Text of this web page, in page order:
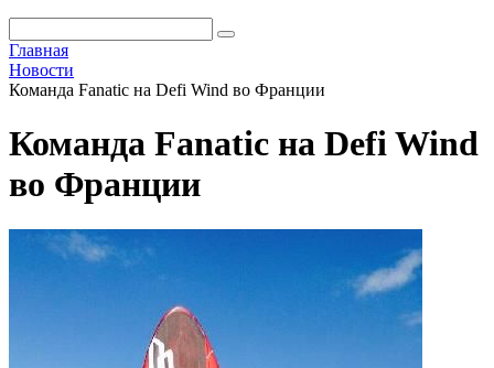
Главная
Новости
Команда Fanatic на Defi Wind во Франции
Команда Fanatic на Defi Wind
во Франции